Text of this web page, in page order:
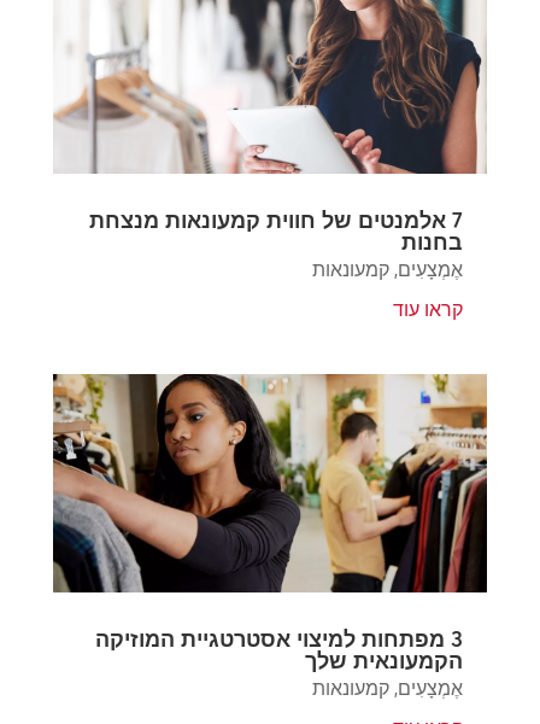
7 אלמנטים של חווית קמעונאות מנצחת
בחנות
אֶמְצָעִים, קמעונאות
קראו עוד
3 מפתחות למיצוי אסטרטגיית המוזיקה
הקמעונאית שלך
אֶמְצָעִים, קמעונאות